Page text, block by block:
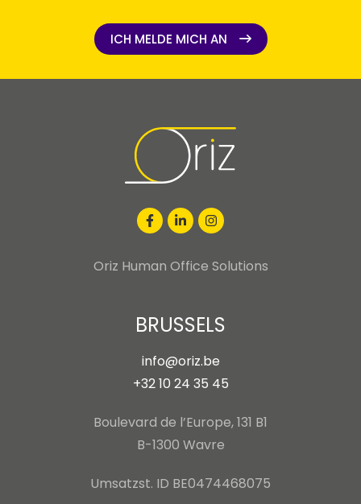
ICH MELDE MICH AN
Oriz Human Office Solutions
BRUSSELS
info@oriz.be
+32 10 24 35 45
Boulevard de l’Europe, 131 B1
B-1300 Wavre
Umsatzst. ID BE0474468075